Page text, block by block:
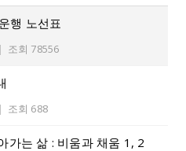
행 노선표
| 조회 78556
| 조회 688
가는 삶 : 비움과 채움 1, 2